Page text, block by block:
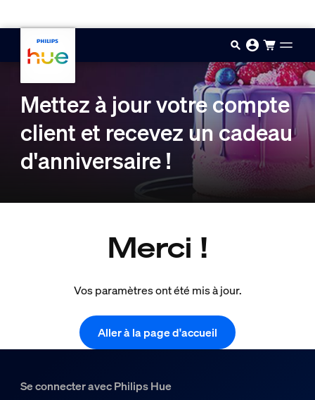
Mettez à jour votre compte
client et recevez un cadeau
d'anniversaire !
Merci !
Vos paramètres ont été mis à jour.
Aller à la page d'accueil
Se connecter avec Philips Hue